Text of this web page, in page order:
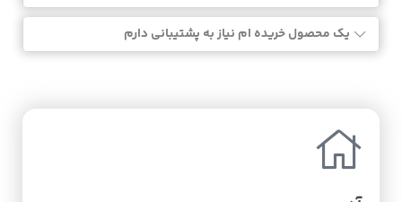
یک محصول خریده ام نیاز به پشتیبانی دارم